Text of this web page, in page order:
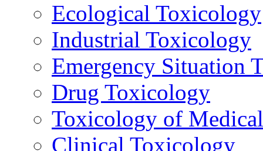
Ecological Toxicology
Industrial Toxicology
Emergency Situation
Drug Toxicology
Toxicology of
Clinical Toxicology